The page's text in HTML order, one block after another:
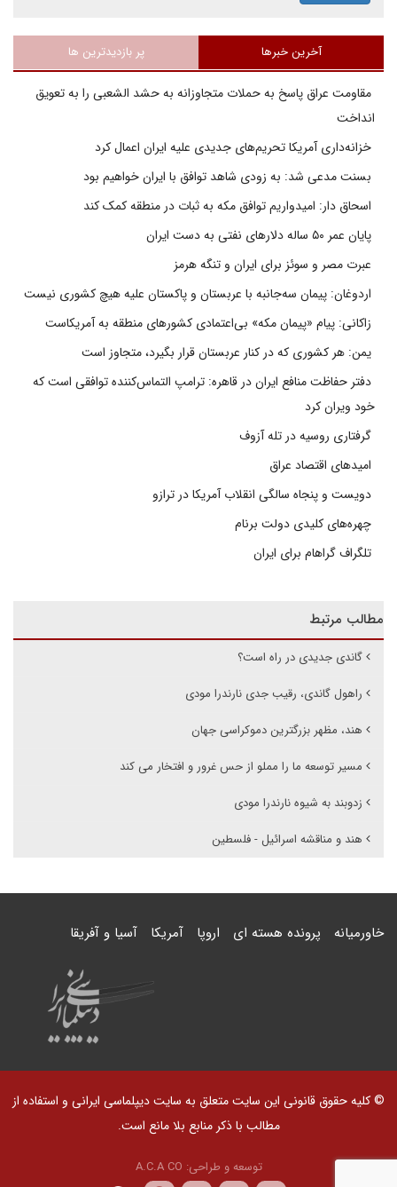
آخرین خبرها پر بازدیدترین ها
مقاومت عراق پاسخ به حملات متجاوزانه به حشد الشعبی را به تعویق
انداخت
خزانه‌داری آمریکا تحریم‌های جدیدی علیه ایران اعمال کرد
بسنت مدعی شد: به زودی شاهد توافق با ایران خواهیم بود
اسحاق دار: امیدواریم توافق مکه به ثبات در منطقه کمک کند
پایان عمر ۵۰ ساله دلارهای نفتی به دست ایران
عبرت مصر و سوئز برای ایران و تنگه هرمز
اردوغان: پیمان سه‌جانبه با عربستان و پاکستان علیه هیچ کشوری نیست
زاکانی: پیام «پیمان مکه» بی‌اعتمادی کشورهای منطقه به آمریکاست
یمن: هر کشوری که در کنار عربستان قرار بگیرد، متجاوز است
دفتر حفاظت منافع ایران در قاهره: ترامپ التماس‌کننده توافقی است که
خود ویران کرد
گرفتاری روسیه در تله آزوف
امیدهای اقتصاد عراق
دویست و پنجاه سالگی انقلاب آمریکا در ترازو
چهره‌های کلیدی دولت برنام
تلگراف گراهام برای ایران
مطالب مرتبط
گاندی جدیدی در راه است؟
راهول گاندی، رقیب جدی نارندرا مودی
هند، مظهر بزرگترین دموکراسی جهان
مسیر توسعه ما را مملو از حس غرور و افتخار می کند
زدوبند به شیوه نارندرا مودی
هند و مناقشه اسرائیل - فلسطین
خاورمیانه پرونده هسته ای اروپا آمریکا آسیا و آفریقا
© کلیه حقوق قانونی این سایت متعلق به سایت دیپلماسی ایرانی و استفاده از
مطالب با ذکر منابع بلا مانع است.
توسعه و طراحی: A.C.A CO